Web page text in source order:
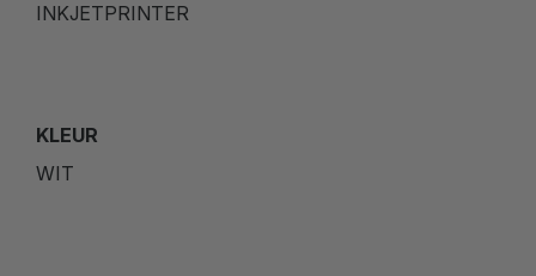
INKJETPRINTER
KLEUR
WIT